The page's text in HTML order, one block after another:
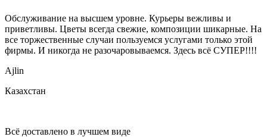
Обслуживание на высшем уровне. Курьеры вежливы и
приветливы. Цветы всегда свежие, композиции шикарные. На
все торжественные случаи пользуемся услугами только этой
фирмы. И никогда не разочаровываемся. Здесь всё СУПЕР!!!!
Ajlin
Казахстан
Всё доставлено в лучшем виде